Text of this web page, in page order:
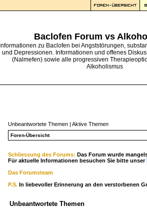
Baclofen Forum vs
Informationen zu Baclofen bei Angststörungen,
und Depressionen. Informationen und offenes
(Nalmefen) sowie alle progressiven
Alkoholismus
Unbeantwortete Themen | Aktive Themen
Foren-Übersicht
Schliessung des Forums: Das Forum wurde
Für aktuelle Informationen besuchen Sie bitte unser
Das Forumsteam
P.S. In liebevoller Erinnerung an den verstorbenen
Unbeantwortete Themen